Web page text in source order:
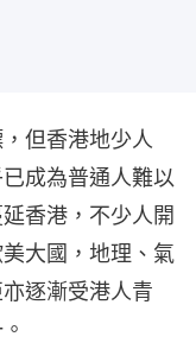
但香港地少人
成為普通人難以
香港，不少人開
大國，地理、氣
逐漸受港人青